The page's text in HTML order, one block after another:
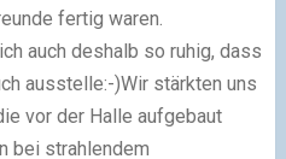
fertig waren.
auch deshalb so ruhig, dass
ausstelle:-)Wir stärkten uns
vor der Halle aufgebaut
bei strahlendem